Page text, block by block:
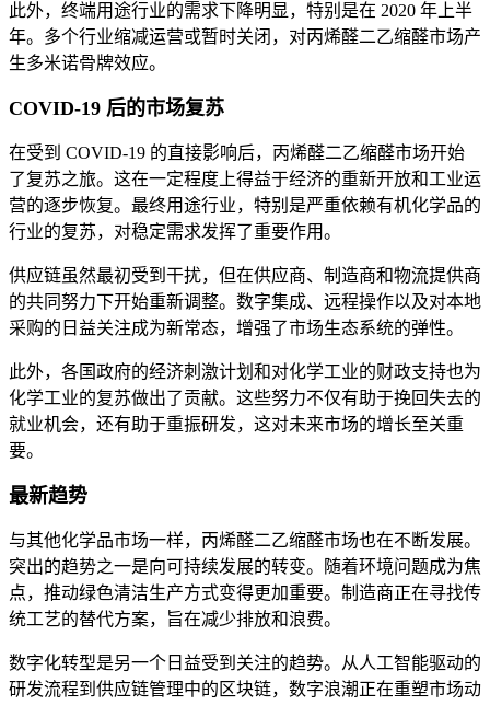
此外，终端用途行业的需求下降明显，特别是在 2020 年上半
年。多个行业缩减运营或暂时关闭，对丙烯醛二乙缩醛市场产
生多米诺骨牌效应。
COVID-19 后的市场复苏
在受到 COVID-19 的直接影响后，丙烯醛二乙缩醛市场开始
了复苏之旅。这在一定程度上得益于经济的重新开放和工业运
营的逐步恢复。最终用途行业，特别是严重依赖有机化学品的
行业的复苏，对稳定需求发挥了重要作用。
供应链虽然最初受到干扰，但在供应商、制造商和物流提供商
的共同努力下开始重新调整。数字集成、远程操作以及对本地
采购的日益关注成为新常态，增强了市场生态系统的弹性。
此外，各国政府的经济刺激计划和对化学工业的财政支持也为
化学工业的复苏做出了贡献。这些努力不仅有助于挽回失去的
就业机会，还有助于重振研发，这对未来市场的增长至关重
要。
最新趋势
与其他化学品市场一样，丙烯醛二乙缩醛市场也在不断发展。
突出的趋势之一是向可持续发展的转变。随着环境问题成为焦
点，推动绿色清洁生产方式变得更加重要。制造商正在寻找传
统工艺的替代方案，旨在减少排放和浪费。
数字化转型是另一个日益受到关注的趋势。从人工智能驱动的
研发流程到供应链管理中的区块链，数字浪潮正在重塑市场动